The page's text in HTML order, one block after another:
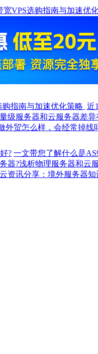
宽VPS选购指南与加速优
购指南与加速优化策略 近
级服务器和云服务器差
外贸怎么样，会经常掉线
? 一文带您了解什么是
器?浅析物理服务器和云
资讯分享：境外服务器知